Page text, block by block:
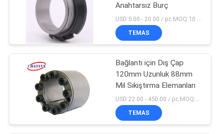
HARITASI
PRIVACY
POLICY
Arka Kilit Kam
Debriyajı
19
Anahtarsız Burç
USD 5.00 - 20.00 / pc MOQ:10 parça
TEMAS
Bağlantı için Dış Çap
120mm Uzunluk 88mm
Mil Sıkıştırma Elemanları
TEMAS